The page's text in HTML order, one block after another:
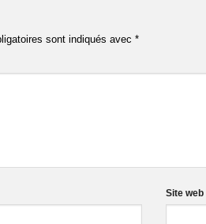
sont indiqués avec *
Site web